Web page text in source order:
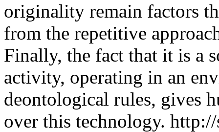
originality remain factors
from the repetitive
Finally, the fact that it is a
activity, operating in an
deontological rules, gives
over this technology.